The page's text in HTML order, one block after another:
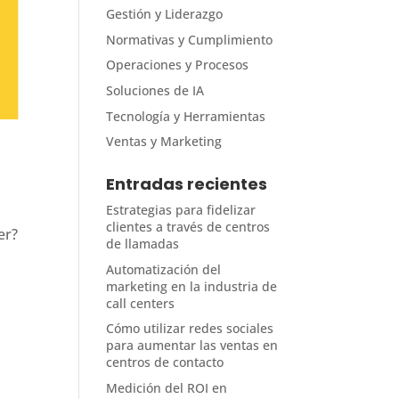
Gestión y Liderazgo
Normativas y Cumplimiento
Operaciones y Procesos
Soluciones de IA
Tecnología y Herramientas
Ventas y Marketing
Entradas recientes
Estrategias para fidelizar
clientes a través de centros
de llamadas
Automatización del
marketing en la industria de
call centers
Cómo utilizar redes sociales
para aumentar las ventas en
centros de contacto
Medición del ROI en